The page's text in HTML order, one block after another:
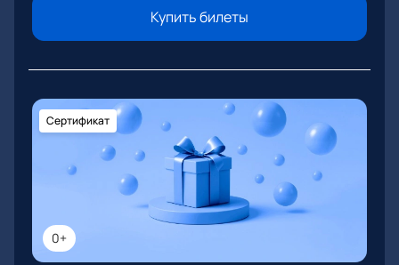
Купить билеты
0+
Сертификат